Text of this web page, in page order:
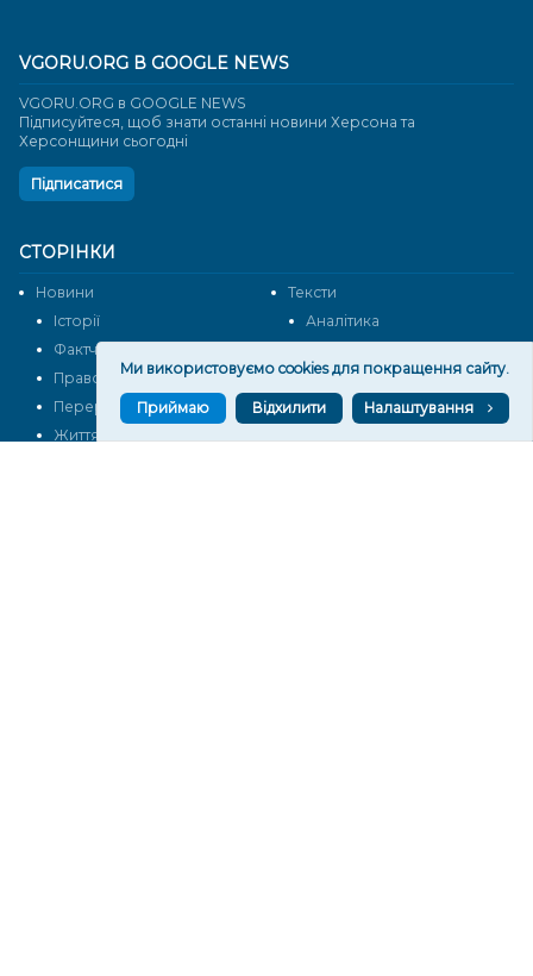
СТОРІНКИ
Новини
Тексти
Історії
Аналітика
Фактчек
Право
Фото
Перерва на каву
Промо
Життя
VGORU.ORG В GOOGLE NEWS
VGORU.ORG в GOOGLE NEWS
Підписуйтеся, щоб знати останні новини Херсона та
Херсонщини сьогодні
Підписатися
Ми використовуємо cookies для покращення сайту.
Приймаю Відхилити Налаштування